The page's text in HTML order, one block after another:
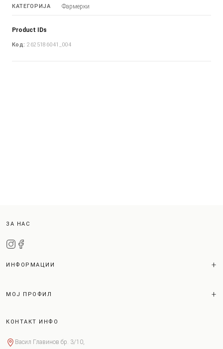
КАТЕГОРИЈА Фармерки
Product IDs
Код: 2625186041_004
ЗА НАС
ИНФОРМАЦИИ
МОЈ ПРОФИЛ
КОНТАКТ ИНФО
Васил Главинов бр. 3/10,